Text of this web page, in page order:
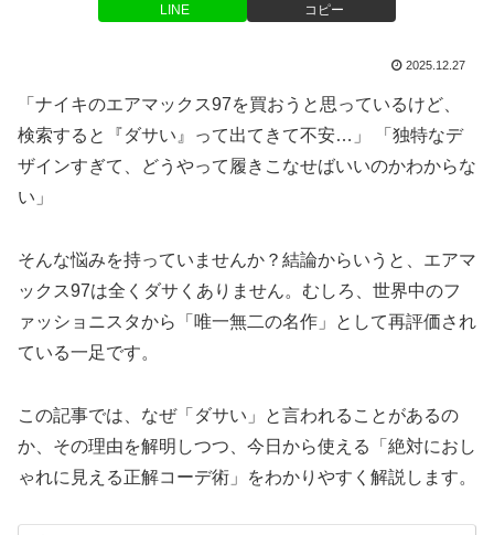
LINE コピー
2025.12.27
「ナイキのエアマックス97を買おうと思っているけど、
検索すると『ダサい』って出てきて不安…」 「独特なデ
ザインすぎて、どうやって履きこなせばいいのかわからな
い」
そんな悩みを持っていませんか？結論からいうと、エアマ
ックス97は全くダサくありません。むしろ、世界中のフ
ァッショニスタから「唯一無二の名作」として再評価され
ている一足です。
この記事では、なぜ「ダサい」と言われることがあるの
か、その理由を解明しつつ、今日から使える「絶対におし
ゃれに見える正解コーデ術」をわかりやすく解説します。